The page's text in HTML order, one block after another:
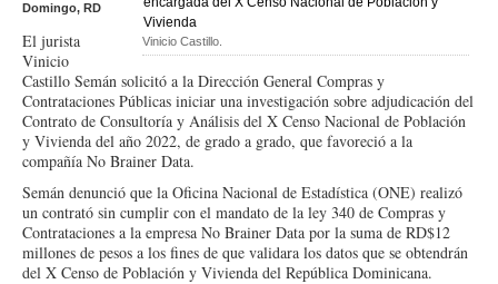
Vinicio Castillo.
Domingo, RD
El jurista
Vinicio
Castillo Semán solicitó a la Dirección General Compras y
Contrataciones Públicas iniciar una investigación sobre adjudicación del
Contrato de Consultoría y Análisis del X Censo Nacional de Población
y Vivienda del año 2022, de grado a grado, que favoreció a la
compañía No Brainer Data.
Semán denunció que la Oficina Nacional de Estadística (ONE) realizó
un contrató sin cumplir con el mandato de la ley 340 de Compras y
Contrataciones a la empresa No Brainer Data por la suma de RD$12
millones de pesos a los fines de que validara los datos que se obtendrán
del X Censo de Población y Vivienda del República Dominicana.